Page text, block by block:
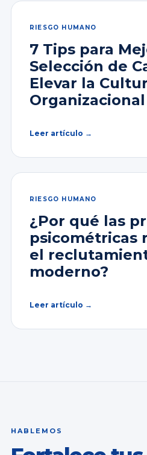
RIESGO HUMANO
7 Tips para
Selección de
Elevar la
Organizacional
Leer artículo →
RIESGO HUMANO
¿Por qué las
psicométricas
el
moderno?
Leer artículo →
HABLEMOS